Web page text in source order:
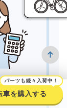
。
パーツも続々入荷中！
車を購入する